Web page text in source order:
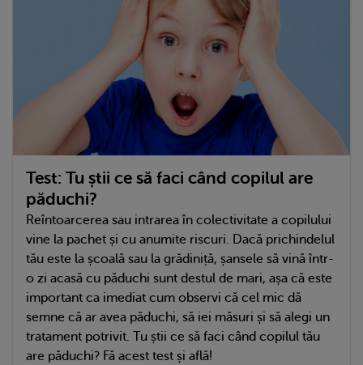
Test: Tu știi ce să faci când copilul are
păduchi?
Reîntoarcerea sau intrarea în colectivitate a copilului
vine la pachet și cu anumite riscuri. Dacă prichindelul
tău este la școală sau la grădiniță, șansele să vină într-
o zi acasă cu păduchi sunt destul de mari, așa că este
important ca imediat cum observi că cel mic dă
semne că ar avea păduchi, să iei măsuri și să alegi un
tratament potrivit. Tu știi ce să faci când copilul tău
are păduchi? Fă acest test și află!